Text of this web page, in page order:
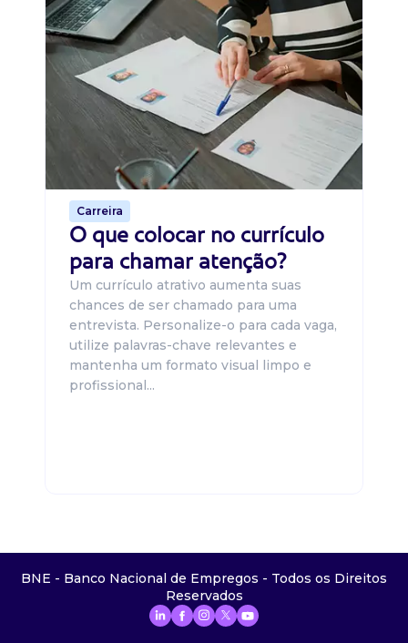
Carreira
O que colocar no currículo
para chamar atenção?
Um currículo atrativo aumenta suas
chances de ser chamado para uma
entrevista. Personalize-o para cada vaga,
utilize palavras-chave relevantes e
mantenha um formato visual limpo e
profissional...
BNE - Banco Nacional de Empregos - Todos os Direitos
Reservados